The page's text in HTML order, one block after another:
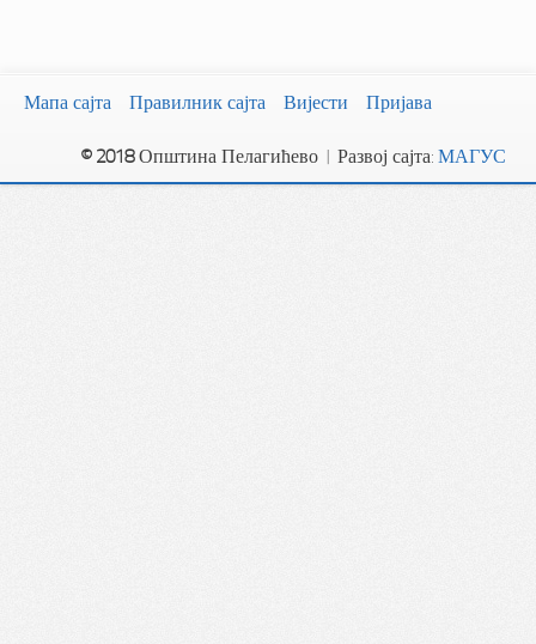
Мапа сајта Правилник сајта Вијести Пријава
© 2018Општина Пелагићево | Развој сајта: МАГУС